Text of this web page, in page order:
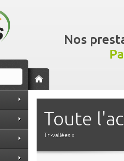
Nos
Toute
Tri-vallées »